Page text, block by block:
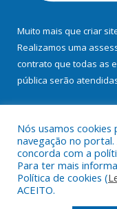
Muito mais que criar
Realizamos uma
contrato que todas as
pública serão
Todos os direitos
Nós usamos cookies
navegação no
concorda com a
Para ter mais
Política de cookies (
ACEITO.